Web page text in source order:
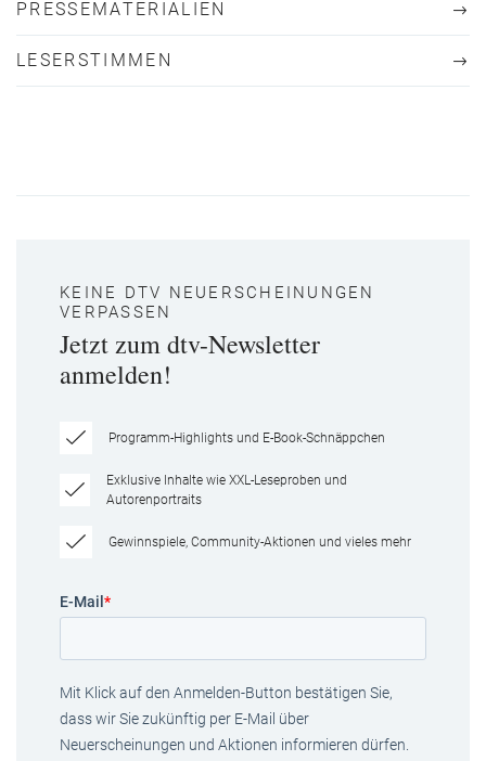
PRESSEMATERIALIEN
LESERSTIMMEN
KEINE DTV NEUERSCHEINUNGEN
VERPASSEN
Jetzt zum dtv-Newsletter
anmelden!
Programm-Highlights und E-Book-Schnäppchen
Exklusive Inhalte wie XXL-Leseproben und
Autorenportraits
Gewinnspiele, Community-Aktionen und vieles mehr
E-Mail *
Mit Klick auf den Anmelden-Button bestätigen Sie,
dass wir Sie zukünftig per E-Mail über
Neuerscheinungen und Aktionen informieren dürfen.